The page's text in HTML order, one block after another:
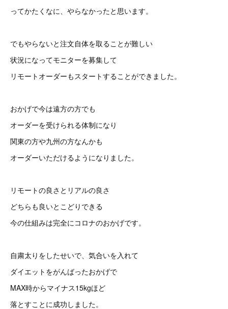
ってかたくなに、やらなかったと思います。
でもやらないと注文自体を取ることが難しい
状況になってモニターを募集して
リモートオーダーもスタートすることができました。
おかげで今は遠方の方でも
オーダーを受けられる体制になり
関東の方や九州の方なんかも
オーダーいただけるようになりました。
リモートの良さとリアルの良さ
どちらも良いとこどりできる
今の仕組みは完全にコロナのおかげです。
自粛太りをしたせいで、気合いを入れて
ダイエットをがんばったおかげで
MAX時からマイナス15kgほど
落とすことに成功しました。